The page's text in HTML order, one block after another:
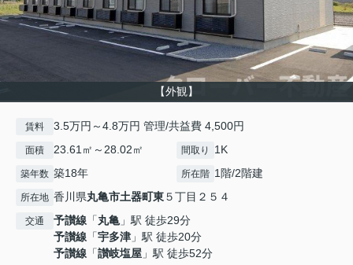
【外観】
賃料 3.5万円～4.8万円 管理/共益費 4,500円
面積 23.61㎡～28.02㎡ 間取り 1K
築年数 築18年 所在階 1階/2階建
所在地 香川県丸亀市土器町東５丁目２５４
交通 予讃線 「丸亀」駅 徒歩29分
予讃線 「宇多津 」駅 徒歩20分
予讃線 「讃岐塩屋 」駅 徒歩52分